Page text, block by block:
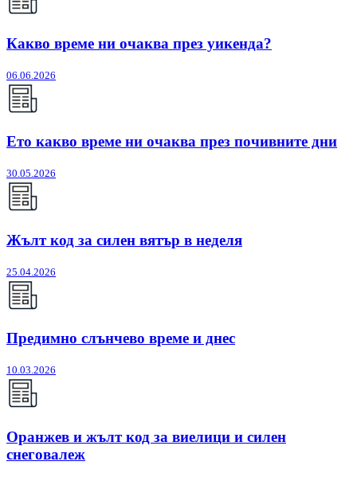
Какво време ни очаква през уикенда?
06.06.2026
Ето какво време ни очаква през почивните дни
30.05.2026
Жълт код за силен вятър в неделя
25.04.2026
Предимно слънчево време и днес
10.03.2026
Оранжев и жълт код за виелици и силен
снеговалеж